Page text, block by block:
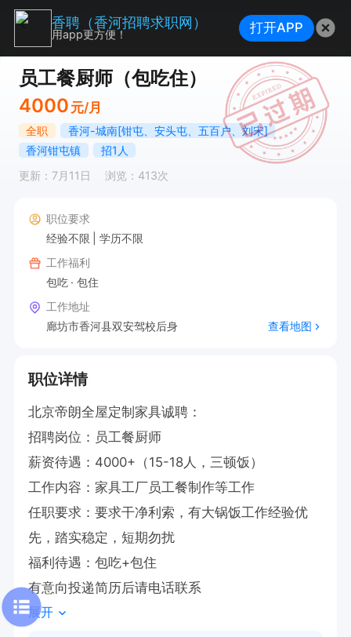
员工餐厨师（包吃住）
4000 元/月
全职
香河-城南[钳屯、安头屯、五百户、刘宋]
香河钳屯镇
招1人
更新：7月11日
浏览：413次
职位要求
经验不限
学历不限
工作福利
包吃
包住
工作地址
廊坊市香河县双安驾校后身
查看地图
职位详情
北京帝朗全屋定制家具诚聘：
招聘岗位：员工餐厨师
薪资待遇：4000+（15-18人，三顿饭）
工作内容：家具工厂员工餐制作等工作
任职要求：要求干净利索，有大锅饭工作经验优
先，踏实稳定，短期勿扰
福利待遇：包吃+包住
有意向投递简历后请电话联系
展开
香聘（香河招聘求职网）
用app更方便！ 打开APP